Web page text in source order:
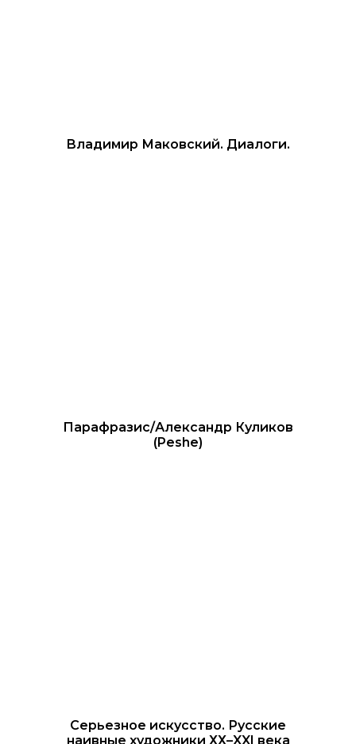
Владимир Маковский. Диалоги.
Парафразис/Александр Куликов
(Peshe)
Серьезное искусство. Русские
наивные художники ХХ–XXI века